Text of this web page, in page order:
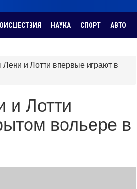
НАУКА СПОРТ АВТО
и Лотти впервые играют в
Лотти
вольере в